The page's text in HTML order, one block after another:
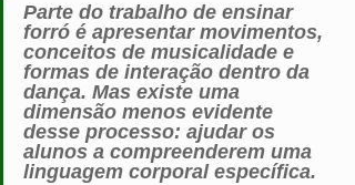
Parte do trabalho de ensinar
forró é apresentar movimentos,
conceitos de musicalidade e
formas de interação dentro da
dança. Mas existe uma
dimensão menos evidente
desse processo: ajudar os
alunos a compreenderem uma
linguagem corporal específica.